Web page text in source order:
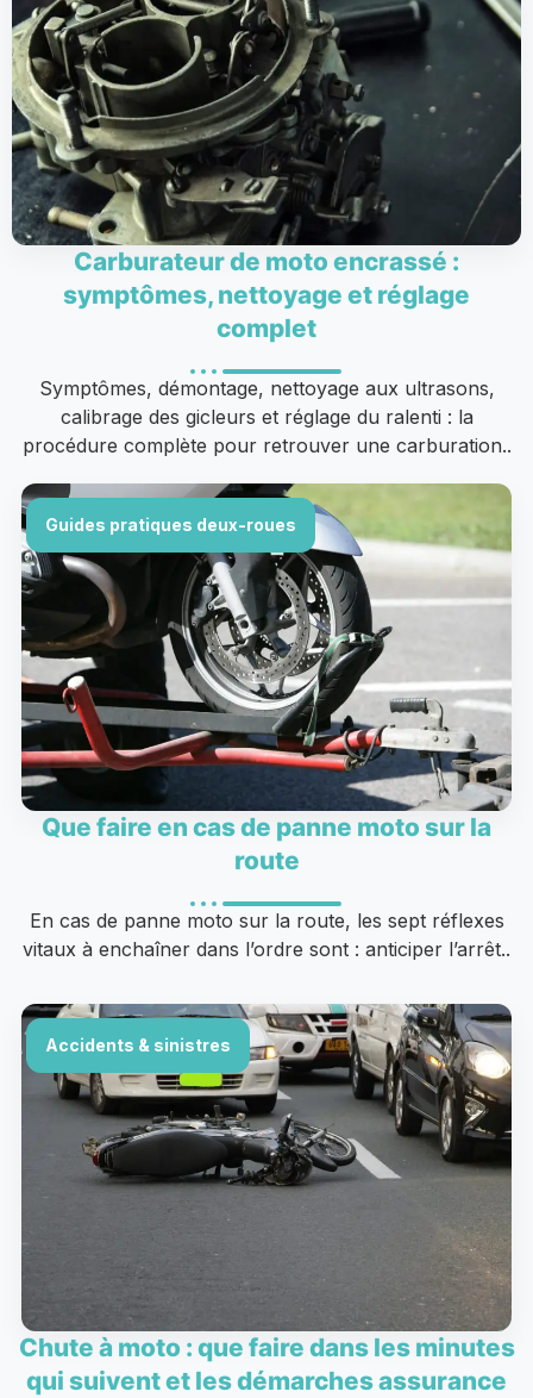
Carburateur de moto encrassé :
symptômes, nettoyage et réglage
complet
Symptômes, démontage, nettoyage aux ultrasons,
calibrage des gicleurs et réglage du ralenti : la
procédure complète pour retrouver une carburation..
Guides pratiques deux-roues
Que faire en cas de panne moto sur la
route
En cas de panne moto sur la route, les sept réflexes
vitaux à enchaîner dans l’ordre sont : anticiper l’arrêt..
Accidents & sinistres
Chute à moto : que faire dans les minutes
qui suivent et les démarches assurance